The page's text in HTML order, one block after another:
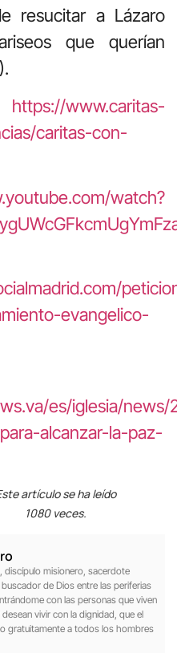
resucitar a Lázaro
que querían
https://www.caritas-
caritas-con-
watch?
evangelico-
es/iglesia/news/
alcanzar-la-paz-
artículo se ha leído
1080 veces.
discípulo misionero, sacerdote
de Dios entre las periferias
con las personas que viven
vivir con la dignidad, que el
gratuitamente a todos los hombres